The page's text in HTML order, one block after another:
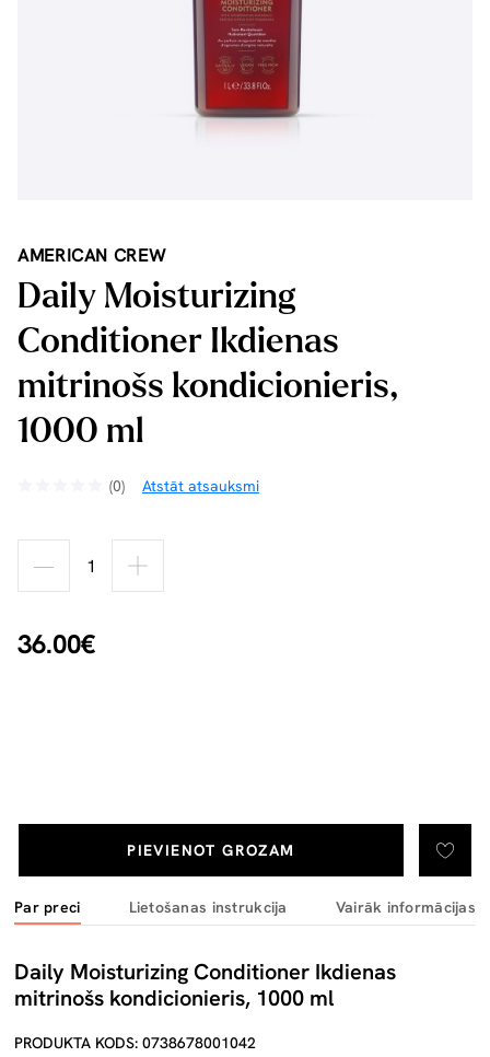
AMERICAN CREW
Daily Moisturizing
Conditioner Ikdienas
mitrinošs kondicionieris,
1000 ml
(0) Atstāt atsauksmi
36.00€
PIEVIENOT GROZAM
Par preci Lietošanas instrukcija Vairāk informācijas
Daily Moisturizing Conditioner Ikdienas
mitrinošs kondicionieris, 1000 ml
PRODUKTA KODS: 0738678001042